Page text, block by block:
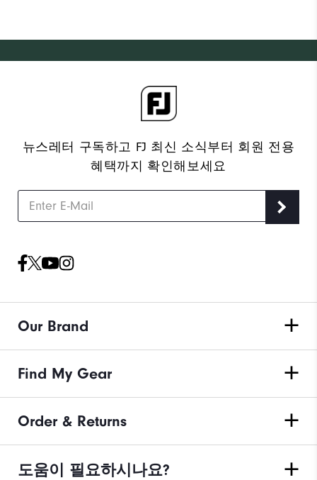
뉴스레터 구독하고 FJ 최신 소식부터 회원 전용
혜택까지 확인해보세요
Our Brand
Find My Gear
Order & Returns
도움이 필요하시나요?